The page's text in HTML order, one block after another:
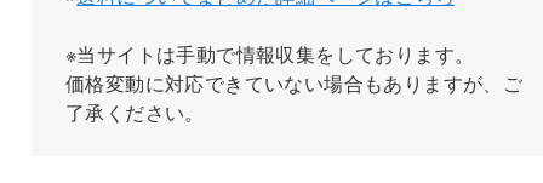
※当サイトは手動で情報収集をしております。
価格変動に対応できていない場合もありますが、ご
了承ください。